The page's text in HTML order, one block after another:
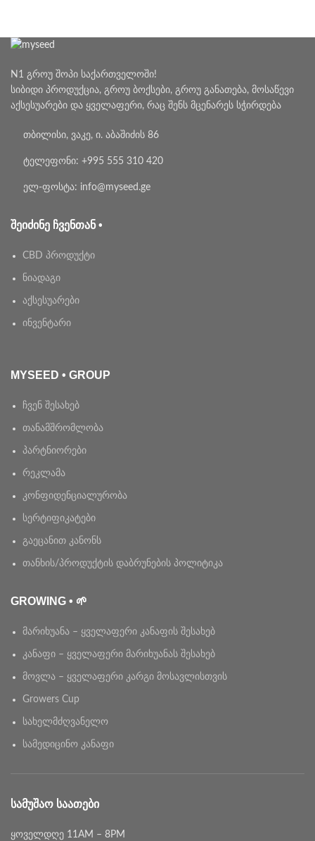
N1 გროუ შოპი საქართველოში!
სიბიდი პროდუქცია, გროუ ბოქსები, გროუ განათება, მოსაწევი
აქსესუარები და ყველაფერი, რაც შენს მცენარეს სჭირდება
თბილისი, ვაკე, ი. აბაშიძის 86
ტელეფონი: +995 555 310 420
ელ-ფოსტა: info@myseed.ge
ᲨᲔᲘᲫᲘᲜᲔ ᲩᲕᲔᲜᲗᲐᲜ •
CBD პროდუქტი
ნიადაგი
აქსესუარები
ინვენტარი
MYSEED • GROUP
ჩვენ შესახებ
თანამშრომლობა
პარტნიორები
რეკლამა
კონფიდენციალურობა
სერტიფიკატები
გაეცანით კანონს
თანხის/პროდუქტის დაბრუნების პოლიტიკა
GROWING • 🌱
მარიხუანა – ყველაფერი კანაფის შესახებ
კანაფი – ყველაფერი მარიხუანას შესახებ
მოვლა – ყველაფერი კარგი მოსავლისთვის
Growers Cup
სახელმძღვანელო
სამედიცინო კანაფი
ᲡᲐᲛᲣᲨᲐᲝ ᲡᲐᲐᲗᲔᲑᲘ
ყოველდღე 11AM – 8PM